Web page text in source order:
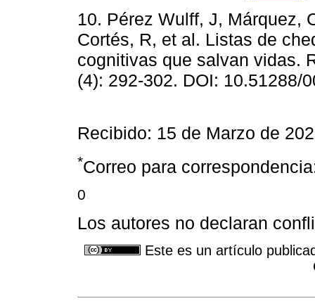
10. Pérez Wulff, J, Márquez,
Cortés, R, et al. Listas de
cognitivas que salvan vidas.
(4): 292-302. DOI: 10.51288/
Recibido: 15 de Marzo de
*Correo para
0
Los autores no declaran
Este es un artículo